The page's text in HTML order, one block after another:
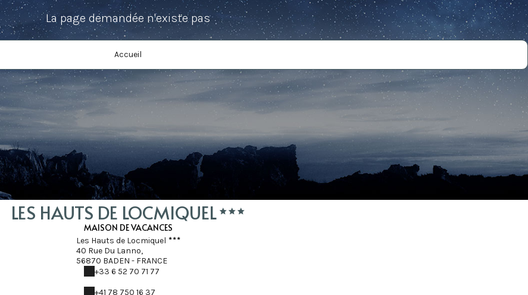
La page demandée n'existe pas
Accueil
LES HAUTS DE LOCMIQUEL
MAISON DE VACANCES
Les Hauts de Locmiquel
40 Rue Du Lanno,
56870 BADEN - FRANCE
+33 6 52 70 71 77
+41 78 750 16 37